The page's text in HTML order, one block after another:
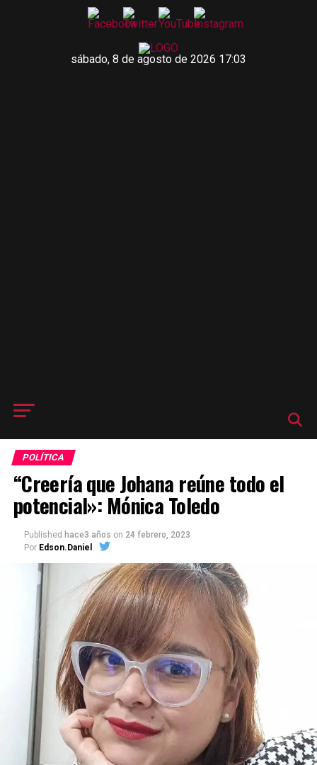
sábado, 8 de agosto de 2026 17:03
POLÍTICA
“Creería que Johana reúne todo el
potencial»: Mónica Toledo
Published hace3 años on 24 febrero, 2023
Por Edson.Daniel